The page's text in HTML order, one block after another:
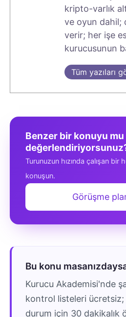
kripto-varlık
ve oyun dahil;
verir; her işe
kurucusunun
Tüm yazıları
Benzer bir konuyu mu
Turunuzun hızında çalışan bir
konuşun.
Görüşme
Bu konu
Kurucu Akademisi'nde
kontrol listeleri
durum için 30 dakikalık